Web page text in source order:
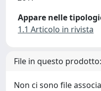
Appare nelle
1.1 Articolo in rivista
File in questo prodotto:
Non ci sono file